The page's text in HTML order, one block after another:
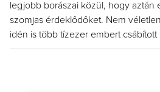
legjobb borászai közül, hogy aztán
szomjas érdeklődőket. Nem
idén is több tízezer embert csábított